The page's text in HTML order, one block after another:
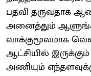
பதவி தருவதாக
அனைத்தும்
வாக்குமூலமாக
ஆட்சியில்
அணியும்